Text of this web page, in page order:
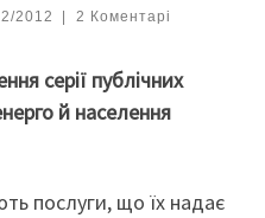
2012 | 2 Коментарі
серії публічних
й населення
послуги, що їх надає